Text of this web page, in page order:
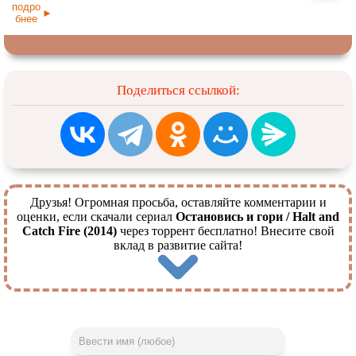
подро
бнее
Поделиться ссылкой:
Друзья! Огромная просьба, оставляйте комментарии и
оценки, если скачали сериал Остановись и гори / Halt and
Catch Fire (2014)через торрент бесплатно! Внесите свой
вклад в развитие сайта!